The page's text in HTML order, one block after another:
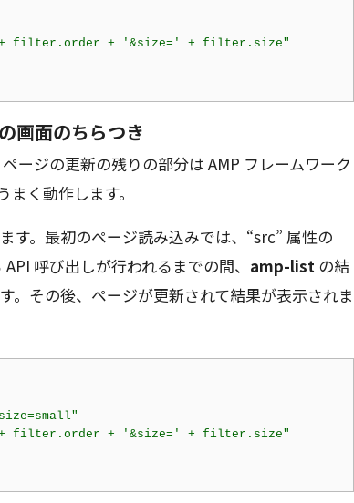
+ filter.order + '&size=' + filter.size"
画面のちらつき
ージの更新の残りの部分は AMP フレームワーク
く動作します。
す。最初のページ読み込みでは、“src” 属性の
呼び出しが行われるまでの間、 amp-list の結
。その後、ページが更新されて結果が表示されま
+ filter.order + '&size=' + filter.size"